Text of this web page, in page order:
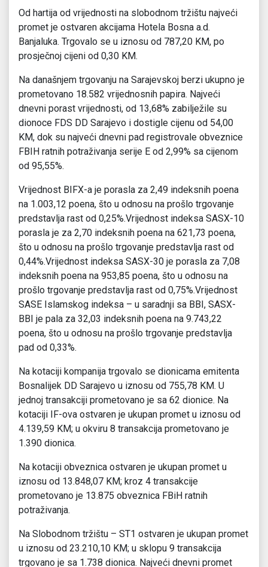
Od hartija od vrijednosti na slobodnom tržištu najveći
promet je ostvaren akcijama Hotela Bosna a.d.
Banjaluka. Trgovalo se u iznosu od 787,20 KM, po
prosječnoj cijeni od 0,30 KM.
Na današnjem trgovanju na Sarajevskoj berzi ukupno je
prometovano 18.582 vrijednosnih papira. Najveći
dnevni porast vrijednosti, od 13,68% zabilježile su
dionoce FDS DD Sarajevo i dostigle cijenu od 54,00
KM, dok su najveći dnevni pad registrovale obveznice
FBIH ratnih potraživanja serije E od 2,99% sa cijenom
od 95,55%.
Vrijednost BIFX-a je porasla za 2,49 indeksnih poena
na 1.003,12 poena, što u odnosu na prošlo trgovanje
predstavlja rast od 0,25%.Vrijednost indeksa SASX-10
porasla je za 2,70 indeksnih poena na 621,73 poena,
što u odnosu na prošlo trgovanje predstavlja rast od
0,44%.Vrijednost indeksa SASX-30 je porasla za 7,08
indeksnih poena na 953,85 poena, što u odnosu na
prošlo trgovanje predstavlja rast od 0,75%.Vrijednost
SASE Islamskog indeksa – u saradnji sa BBI, SASX-
BBI je pala za 32,03 indeksnih poena na 9.743,22
poena, što u odnosu na prošlo trgovanje predstavlja
pad od 0,33%.
Na kotaciji kompanija trgovalo se dionicama emitenta
Bosnalijek DD Sarajevo u iznosu od 755,78 KM. U
jednoj transakciji prometovano je sa 62 dionice. Na
kotaciji IF-ova ostvaren je ukupan promet u iznosu od
4.139,59 KM; u okviru 8 transakcija prometovano je
1.390 dionica.
Na kotaciji obveznica ostvaren je ukupan promet u
iznosu od 13.848,07 KM; kroz 4 transakcije
prometovano je 13.875 obveznica FBiH ratnih
potraživanja.
Na Slobodnom tržištu – ST1 ostvaren je ukupan promet
u iznosu od 23.210,10 KM; u sklopu 9 transakcija
trgovano je sa 1.738 dionica. Najveći dnevni promet